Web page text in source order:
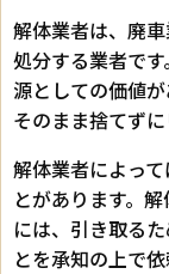
解体業者は、廃
処分する業者で
源としての価値
そのまま捨てず
解体業者によっ
とがあります。
には、引き取る
とを承知の上で依